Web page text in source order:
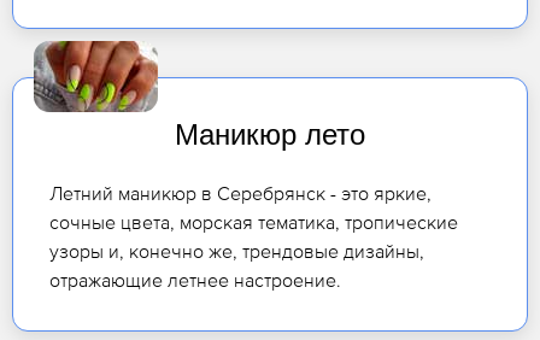
Маникюр лето
Летний маникюр в Серебрянск - это яркие,
сочные цвета, морская тематика, тропические
узоры и, конечно же, трендовые дизайны,
отражающие летнее настроение.